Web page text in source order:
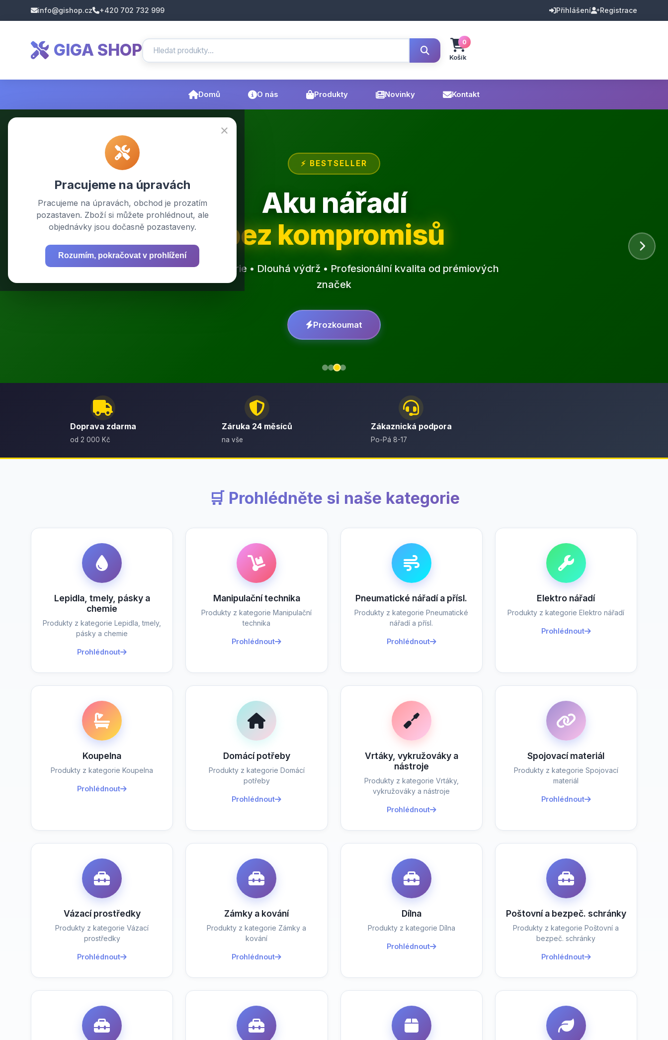
info@gishop.cz +420 702 732 999 Přihlášení Registrace
GIGA SHOP 0
Košík
Domů O nás Produkty Novinky Kontakt
×
Pracujeme na úpravách
Pracujeme na úpravách, obchod je prozatím
pozastaven. Zboží si můžete prohlédnout, ale
objednávky jsou dočasně pozastaveny.
Rozumím, pokračovat v prohlížení
⚡ BESTSELLER
Aku nářadí
bez kompromisů
Výkonné baterie • Dlouhá výdrž • Profesionální kvalita od prémiových
značek
Prozkoumat
Doprava zdarma
od 2 000 Kč
Záruka 24 měsíců
na vše
Zákaznická podpora
Po-Pá 8-17
🛒 Prohlédněte si naše kategorie
Lepidla, tmely, pásky a
chemie
Produkty z kategorie Lepidla, tmely,
pásky a chemie
Prohlédnout
Manipulační technika
Produkty z kategorie Manipulační
technika
Prohlédnout
Pneumatické nářadí a přísl.
Produkty z kategorie Pneumatické
nářadí a přísl.
Prohlédnout
Elektro nářadí
Produkty z kategorie Elektro nářadí
Prohlédnout
Koupelna
Produkty z kategorie Koupelna
Prohlédnout
Domácí potřeby
Produkty z kategorie Domácí
potřeby
Prohlédnout
Vrtáky, vykružováky a
nástroje
Produkty z kategorie Vrtáky,
vykružováky a nástroje
Prohlédnout
Spojovací materiál
Produkty z kategorie Spojovací
materiál
Prohlédnout
Vázací prostředky
Produkty z kategorie Vázací
prostředky
Prohlédnout
Zámky a kování
Produkty z kategorie Zámky a
kování
Prohlédnout
Dílna
Produkty z kategorie Dílna
Prohlédnout
Poštovní a bezpeč. schránky
Produkty z kategorie Poštovní a
bezpeč. schránky
Prohlédnout